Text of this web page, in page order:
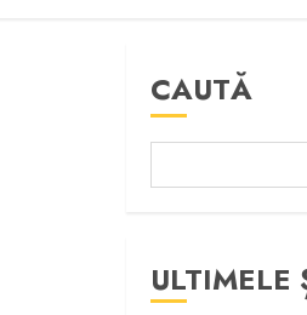
CAUTĂ
ULTIMELE